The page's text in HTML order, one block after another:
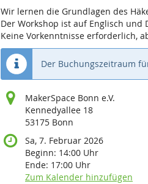
Wir lernen die Grundlagen des
Der Workshop ist auf Englisch
Keine Vorkenntnisse erforderlich,
Der Buchungszeitraum
MakerSpace Bonn e.V.
Kennedyallee 18
53175 Bonn
Sa, 7. Februar 2026
Beginn: 14:00 Uhr
Ende: 17:00 Uhr
Zum Kalender hinzufügen